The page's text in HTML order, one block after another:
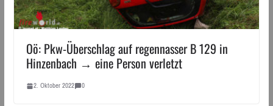
Oö: Pkw-Überschlag auf regennasser B 129 in
Hinzenbach → eine Person verletzt
2. Oktober 2022 0